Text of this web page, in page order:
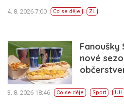
4. 8. 2026 7:00 Co se děje ZL
Fanoušky
nové
3. 8. 2026 18:46 Co se děje Sport UH